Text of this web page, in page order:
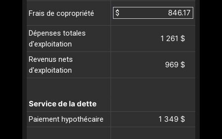
Frais de copropriété $
Dépenses totales
d'exploitation
1 261 $
Revenus nets
d'exploitation
969 $
Service de la dette
Paiement hypothécaire 1 349 $